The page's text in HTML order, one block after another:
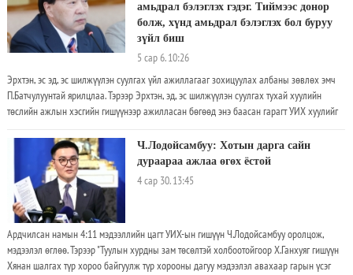
амьдрал бэлэглэх гэдэг. Тиймээс донор
болж, хүнд амьдрал бэлэглэх бол буруу
зүйл биш
5 сар 6. 10:26
Эрхтэн, эс эд, эс шилжүүлэн суулгах үйл ажиллагааг зохицуулах албаны зөвлөх эмч
П.Батчулуунтай ярилцлаа. Тэрээр Эрхтэн, эд, эс шилжүүлэн суулгах тухай хуулийн
төслийн ажлын хэсгийн гишүүнээр ажилласан бөгөөд энэ баасан гарагт УИХ хуулийг
батлах шатандаа ирлээ
Ч.Лодойсамбуу: Хотын дарга сайн
дураараа ажлаа өгөх ёстой
4 сар 30. 13:45
Ардчилсан намын 4:11 мэдээллийн цагт УИХ-ын гишүүн Ч.Лодойсамбуу оролцож,
мэдээлэл өглөө. Тэрээр "Туулын хурдны зам төсөлтэй холбоотойгоор Х.Ганхуяг гишүүн
Хянан шалгах түр хороо байгуулж түр хорооны дагуу мэдээлэл авахаар гарын үсэг